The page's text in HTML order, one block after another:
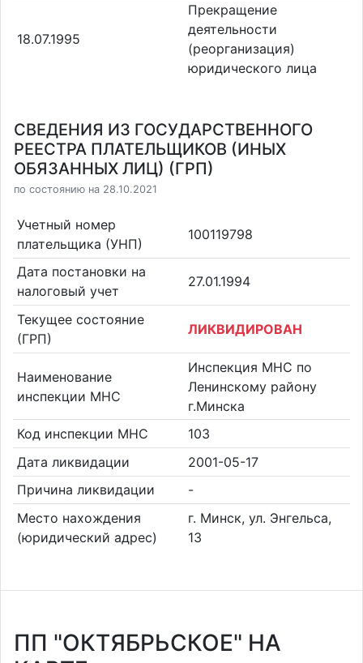
18.07.1995
Прекращение
деятельности
(реорганизация)
юридического лица
СВЕДЕНИЯ ИЗ ГОСУДАРСТВЕННОГО
РЕЕСТРА ПЛАТЕЛЬЩИКОВ (ИНЫХ
ОБЯЗАННЫХ ЛИЦ) (ГРП)
по состоянию на 28.10.2021
Учетный номер
плательщика (УНП)
100119798
Дата постановки на
налоговый учет
27.01.1994
Текущее состояние
(ГРП)
ЛИКВИДИРОВАН
Наименование
инспекции МНС
Инспекция МНС по
Ленинскому району
г.Минска
Код инспекции МНС
103
Дата ликвидации
2001-05-17
Причина ликвидации
-
Место нахождения
(юридический адрес)
г. Минск, ул. Энгельса,
13
ПП "ОКТЯБРЬСКОЕ" НА